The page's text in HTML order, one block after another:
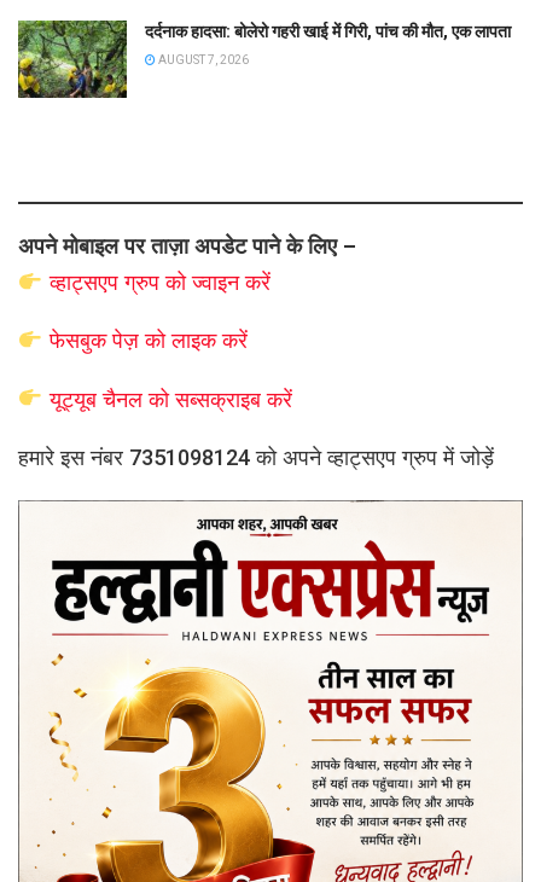
दर्दनाक हादसा: बोलेरो गहरी खाई में गिरी, पांच की मौत, एक लापता
AUGUST 7, 2026
अपने मोबाइल पर ताज़ा अपडेट पाने के लिए –
व्हाट्सएपग्रुप कोज्वाइन करें
फेसबुक पेज़ को लाइक करें
यूट्यूब चैनल को सब्सक्राइब करें
हमारे इस नंबर 7351098124 को अपने व्हाट्सएप ग्रुप में जोड़ें